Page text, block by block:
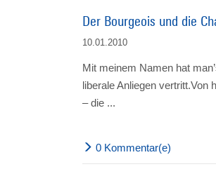
Der Bourgeois und die
10.01.2010
Mit meinem Namen hat
liberale Anliegen vertritt.Von
– die ...
0 Kommentar(e)